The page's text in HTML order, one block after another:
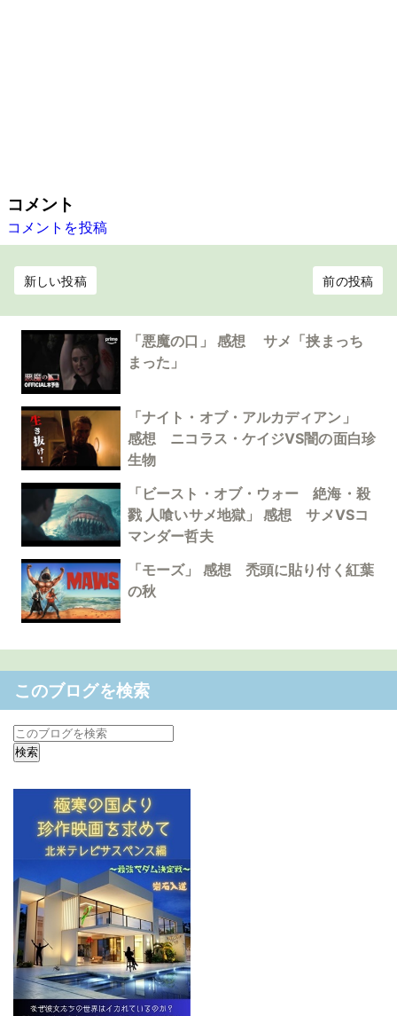
コメント
コメントを投稿
新しい投稿 前の投稿
「悪魔の口」 感想 サメ「挟まっち
まった」
「ナイト・オブ・アルカディアン」
感想 ニコラス・ケイジVS闇の面白珍
生物
「ビースト・オブ・ウォー 絶海・殺
戮 人喰いサメ地獄」 感想 サメVSコ
マンダー哲夫
「モーズ」 感想 禿頭に貼り付く紅葉
の秋
このブログを検索